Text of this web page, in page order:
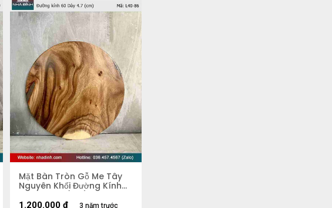
Mặt Bàn Tròn Gỗ Me Tây
Nguyên Khối Đường Kính
60 Dày 4.5 (cm)
3 năm trước
1.200.000 ₫